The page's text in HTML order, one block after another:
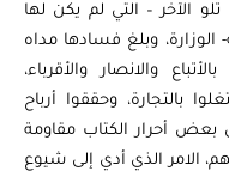
الآخر – التي لم يكن لها
وبلغ فسادها مداه
والانصار والأقرباء،
بالتجارة، وحققوا أرباح
بعض أحرار الكتاب مقاومة
الامر الذي أدي إلى شيوع